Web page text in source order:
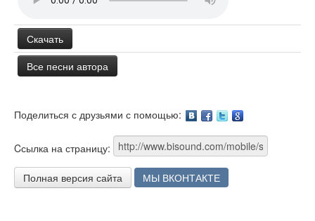
Скачать
Все песни автора
Поделиться с друзьями с помощью:
Cсылка на страницу:
Полная версия сайта МЫ ВКОНТАКТЕ